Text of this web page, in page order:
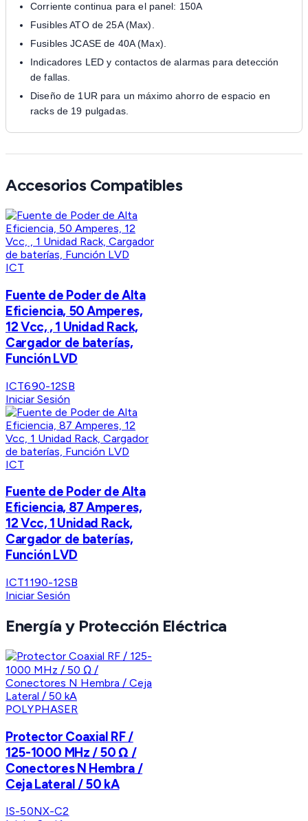
Corriente continua para el panel: 150A
Fusibles ATO de 25A (Max).
Fusibles JCASE de 40A (Max).
Indicadores LED y contactos de alarmas para detección
de fallas.
Diseño de 1UR para un máximo ahorro de espacio en
racks de 19 pulgadas.
Accesorios Compatibles
ICT
Fuente de Poder de Alta
Eficiencia, 50 Amperes,
12 Vcc, , 1 Unidad Rack,
Cargador de baterías,
Función LVD
ICT690-12SB
Iniciar Sesión
ICT
Fuente de Poder de Alta
Eficiencia, 87 Amperes,
12 Vcc, 1 Unidad Rack,
Cargador de baterías,
Función LVD
ICT1190-12SB
Iniciar Sesión
Energía y Protección Eléctrica
POLYPHASER
Protector Coaxial RF /
125-1000 MHz / 50 Ω /
Conectores N Hembra /
Ceja Lateral / 50 kA
IS-50NX-C2